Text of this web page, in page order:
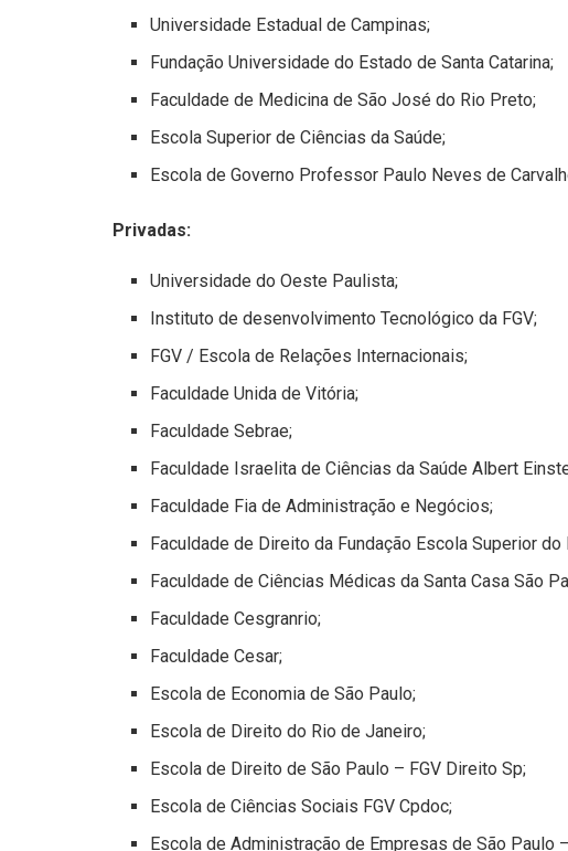
Universidade Estadual de Campinas;
Fundação Universidade do Estado de Santa Catarina;
Faculdade de Medicina de São José do Rio Preto;
Escola Superior de Ciências da Saúde;
Escola de Governo Professor Paulo Neves de
Privadas:
Universidade do Oeste Paulista;
Instituto de desenvolvimento Tecnológico da FGV;
FGV / Escola de Relações Internacionais;
Faculdade Unida de Vitória;
Faculdade Sebrae;
Faculdade Israelita de Ciências da Saúde Albert
Faculdade Fia de Administração e Negócios;
Faculdade de Direito da Fundação Escola Superior
Faculdade de Ciências Médicas da Santa Casa São
Faculdade Cesgranrio;
Faculdade Cesar;
Escola de Economia de São Paulo;
Escola de Direito do Rio de Janeiro;
Escola de Direito de São Paulo – FGV Direito Sp;
Escola de Ciências Sociais FGV Cpdoc;
Escola de Administração de Empresas de São Paulo